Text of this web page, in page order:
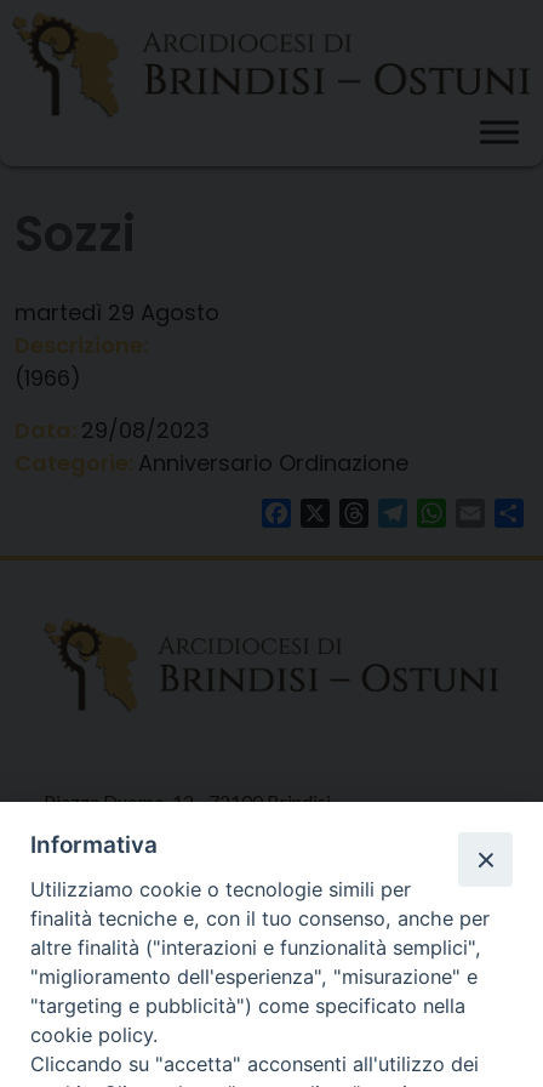
Skip
content
martedì 29 Agosto
(1966)
29/08/2023
Anniversario Ordinazione
FacebookThreadsTelegram Email
Piazza Duomo, 12 - 72100 Brindisi
Tel 0831.521958
Fax 0831.528315
Orari Curia
Mar. / Mer. / Giov. ore 9 - 13
nei mesi estivi solo Martedì ore 9 - 13
Informativa
Utilizziamo cookie o tecnologie simili per
finalità tecniche e, con il tuo consenso, anche per
altre finalità ("interazioni e funzionalità semplici",
"miglioramento dell'esperienza", "misurazione" e
"targeting e pubblicità") come specificato nella
cookie policy.
Cliccando su "accetta" acconsenti all'utilizzo dei